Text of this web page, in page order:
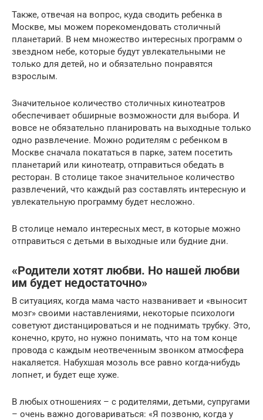
Также, отвечая на вопрос, куда сводить ребенка в
Москве, мы можем порекомендовать столичный
планетарий. В нем множество интересных программ о
звездном небе, которые будут увлекательными не
только для детей, но и обязательно понравятся
взрослым.
Значительное количество столичных кинотеатров
обеспечивает обширные возможности для выбора. И
вовсе не обязательно планировать на выходные только
одно развлечение. Можно родителям с ребенком в
Москве сначала покататься в парке, затем посетить
планетарий или кинотеатр, отправиться обедать в
ресторан. В столице такое значительное количество
развлечений, что каждый раз составлять интересную и
увлекательную программу будет несложно.
В столице немало интересных мест, в которые можно
отправиться с детьми в выходные или будние дни.
«Родители хотят любви. Но нашей любви
им будет недостаточно»
В ситуациях, когда мама часто названивает и «выносит
мозг» своими наставлениями, некоторые психологи
советуют дистанцироваться и не поднимать трубку. Это,
конечно, круто, но нужно понимать, что на том конце
провода с каждым неотвеченным звонком атмосфера
накаляется. Набухшая мозоль все равно когда-нибудь
лопнет, и будет еще хуже.
В любых отношениях – с родителями, детьми, супругами
– очень важно договариваться: «Я позвоню, когда у